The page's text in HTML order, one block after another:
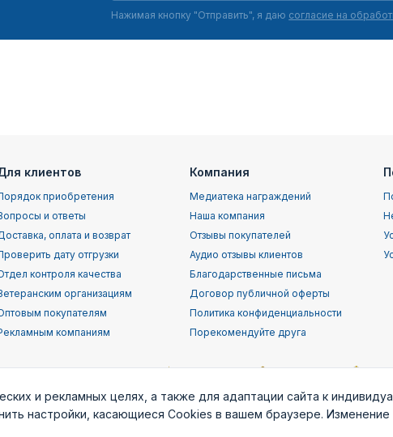
Нажимая кнопку "Отправить", я даю согласие на
клиентов
приобретения
и ответы
оплата и возврат
дату отгрузки
контроля качества
организациям
покупателям
компаниям
Компания
Медиатека награждений
Наша компания
Отзывы покупателей
Аудио отзывы клиентов
Благодарственные письма
Договор публичной оферты
Политика конфиденциальности
Порекомендуйте друга
РФ
Военно-морской
Воздушно-
ВВС (ВКС) РФ
Пограничные
и рекламных целях, а также для адаптации сайта к
настройки, касающиеся Cookies в вашем браузере.